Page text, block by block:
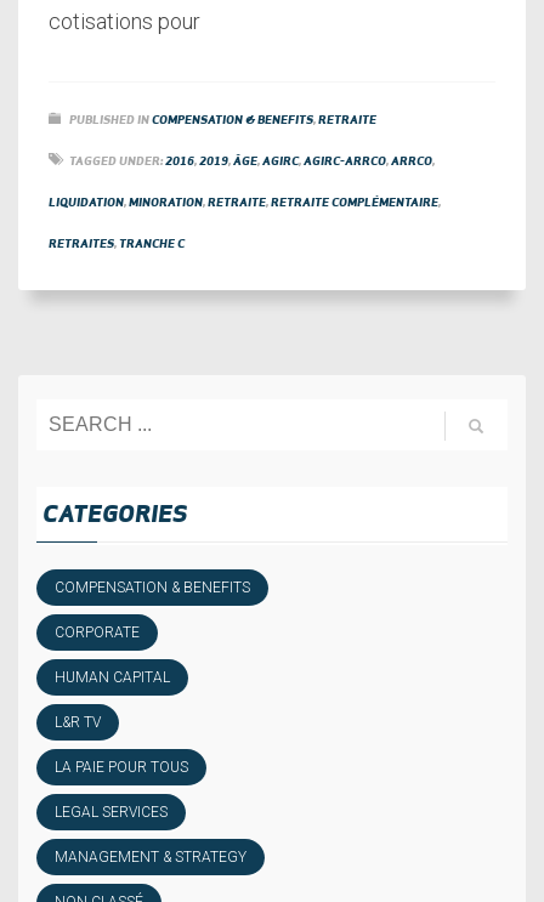
cotisations pour
PUBLISHED INCOMPENSATION & BENEFITS,RETRAITE
TAGGED UNDER:2016,2019,ÂGE,AGIRC,AGIRC-ARRCO,ARRCO,
LIQUIDATION,MINORATION,RETRAITE,RETRAITE COMPLÉMENTAIRE,
RETRAITES,TRANCHE C
CATEGORIES
COMPENSATION & BENEFITS
CORPORATE
HUMAN CAPITAL
L&R TV
LA PAIE POUR TOUS
LEGAL SERVICES
MANAGEMENT & STRATEGY